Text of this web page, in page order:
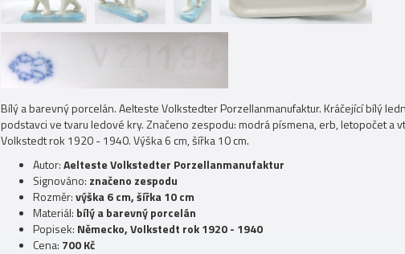
Bílý a barevný porcelán. Aelteste Volkstedter Porzellanmanufaktur. Kráčející bílý
podstavci ve tvaru ledové kry. Značeno zespodu: modrá písmena, erb, letopočet a
Volkstedt rok 1920 - 1940. Výška 6 cm, šířka 10 cm.
Autor:Aelteste Volkstedter Porzellanmanufaktur
Signováno: značeno zespodu
Rozměr:výška 6 cm, šířka 10 cm
Materiál: bílý a barevný porcelán
Popisek: Německo, Volkstedt rok 1920 - 1940
Cena: 700 Kč